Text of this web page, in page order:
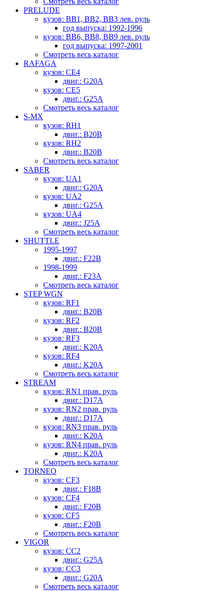
PRELUDE
кузов: BB1, BB2, BB3 лев. руль
год выпуска: 1992-1996
кузов: BB6, BB8, BB9 лев. руль
год выпуска: 1997-2001
Смотреть весь каталог
RAFAGA
кузов: CE4
двиг.: G20A
кузов: CE5
двиг.: G25A
Смотреть весь каталог
S-MX
кузов: RH1
двиг.: B20B
кузов: RH2
двиг.: B20B
Смотреть весь каталог
SABER
кузов: UA1
двиг.: G20A
кузов: UA2
двиг.: G25A
кузов: UA4
двиг.: J25A
Смотреть весь каталог
SHUTTLE
1995-1997
двиг.: F22B
1998-1999
двиг.: F23A
Смотреть весь каталог
STEP WGN
кузов: RF1
двиг.: B20B
кузов: RF2
двиг.: B20B
кузов: RF3
двиг.: K20A
кузов: RF4
двиг.: K20A
Смотреть весь каталог
STREAM
кузов: RN1 прав. руль
двиг.: D17A
кузов: RN2 прав. руль
двиг.: D17A
кузов: RN3 прав. руль
двиг.: K20A
кузов: RN4 прав. руль
двиг.: K20A
Смотреть весь каталог
TORNEO
кузов: CF3
двиг.: F18B
кузов: CF4
двиг.: F20B
кузов: CF5
двиг.: F20B
Смотреть весь каталог
VIGOR
кузов: CC2
двиг.: G25A
кузов: CC3
двиг.: G20A
Смотреть весь каталог